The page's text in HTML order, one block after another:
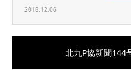
2018.12.06
北九P協新聞144